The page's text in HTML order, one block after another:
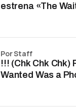
estrena «The
!!! (Chk Chk Chk)
Wanted Was a
por Staff